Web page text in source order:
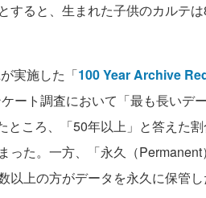
すると、生まれた子供のカルテ
実施した「100 Year Archive
ート調査において「最も長いデ
ところ、「50年以上」と答えた
った。一方、「永久（
以上の方がデータを永久に保管